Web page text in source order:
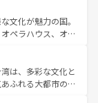
が融合した独特の
で異なる魅力を楽
感じることができ
。
地といえばオアフ
島やカウアイ島が
をはじめ、豊かな
てくれるハワイの
アンミュージッ
ハワイの魅力を彩
文化が魅力の国。
ペラハウス、オー
ル（エアーズロッ
ンズの熱帯雨林な
やワイン、オージ
は、多彩な文化と
ふれる大都市の台